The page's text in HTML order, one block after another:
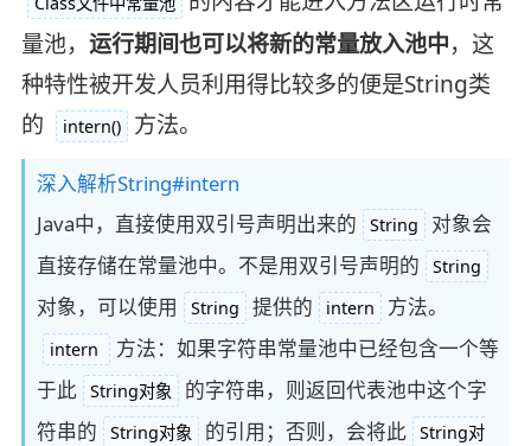
量池， 运行期间也可以将新的常量放入池中，这
种特性被开发人员利用得比较多的便是String类
的
intern() 方法。
深入解析String#intern
Java中，直接使用双引号声明出来的
String
对象会
直接存储在常量池中。不是用双引号声明的
String
对象，可以使用 String 提供的 intern 方法。
intern
方法：如果字符串常量池中已经包含一个等
于此 String对象
的字符串，则返回代表池中这个字
符串的
String对象 的引用；否则，会将此 String对